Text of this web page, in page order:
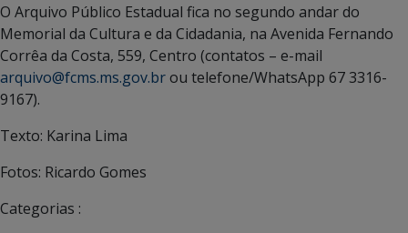
O Arquivo Público Estadual fica no segundo andar do
Memorial da Cultura e da Cidadania, na Avenida Fernando
Corrêa da Costa, 559, Centro (contatos – e-mail
arquivo@fcms.ms.gov.brou telefone/WhatsApp 67 3316-
9167).
Texto: Karina Lima
Fotos: Ricardo Gomes
Categorias :